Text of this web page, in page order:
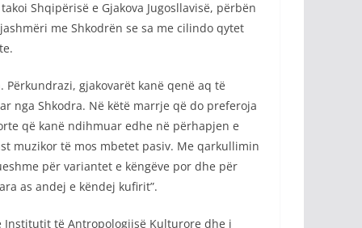
Shqipërisë e Gjakova Jugosllavisë, përbën
me Shkodrën se sa me cilindo qytet
gjakovarët kanë qenë aq të
nga Shkodra. Në këtë marrje që do preferoja
që kanë ndihmuar edhe në përhapjen e
muzikor të mos mbetet pasiv. Me qarkullimin
për variantet e këngëve por dhe për
as andej e këndej kufirit”.
Institutit të Antropologjisë Kulturore dhe i